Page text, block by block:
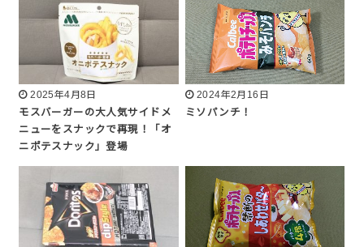
2025年4月8日
モスバーガーの大人気サイドメ
ニューをスナックで再現！「オ
ニポテスナック」登場
2024年2月16日
ミソパンチ！